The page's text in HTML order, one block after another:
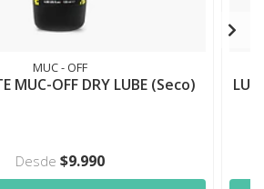
MUC - OFF
MUC-OFF DRY LUBE (Seco)
Desde $9.990